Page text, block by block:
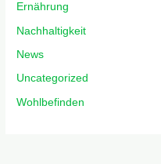
Ernährung
Nachhaltigkeit
News
Uncategorized
Wohlbefinden